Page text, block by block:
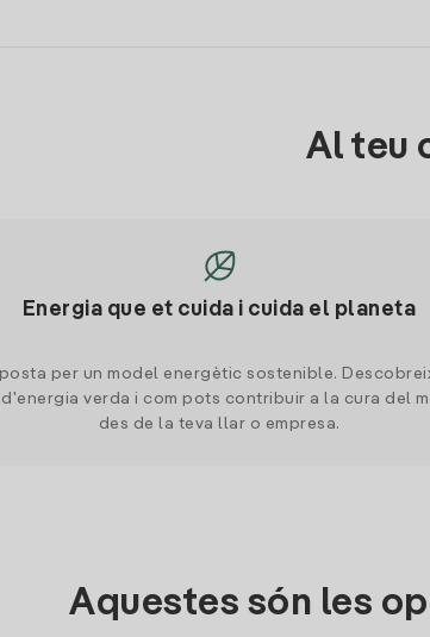
Al teu
Energia que et cuida i cuida el planeta
per un model energètic sostenible.
verda i com pots contribuir a la cura del
des de la teva llar o empresa.
Aquestes són les